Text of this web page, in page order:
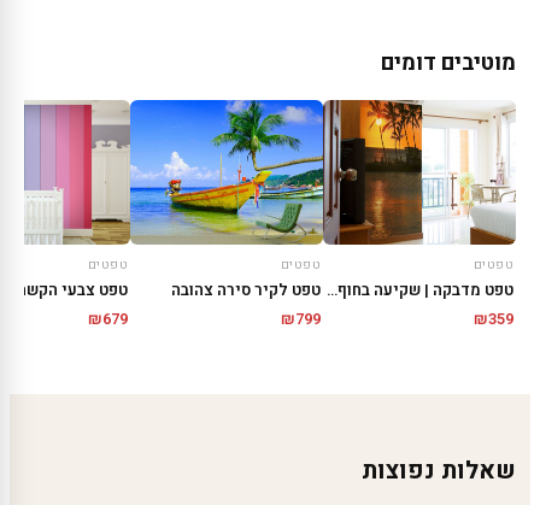
מוטיבים דומים
טפטים
טפט מדבקה | שקיעה בחוף הים
₪359
טפטים
טפט לקיר סירה צהובה
₪799
טפטים
טפט צבעי הקשת
₪679
שאלות נפוצות